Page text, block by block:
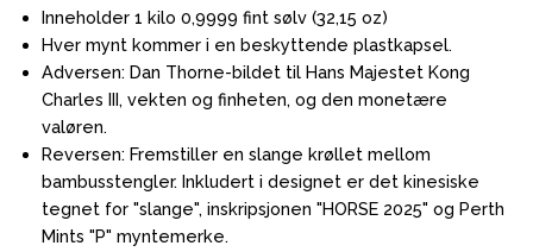
Inneholder 1 kilo 0,9999 fint sølv (32,15 oz)
Hver mynt kommer i en beskyttende plastkapsel.
Adversen: Dan Thorne-bildet til Hans Majestet Kong
Charles III, vekten og finheten, og den monetære
valøren.
Reversen: Fremstiller en slange krøllet mellom
bambusstengler. Inkludert i designet er det kinesiske
tegnet for "slange", inskripsjonen "HORSE 2025" og Perth
Mints "P" myntemerke.